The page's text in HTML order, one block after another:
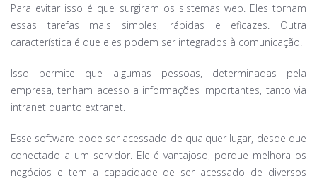
Para evitar isso é que surgiram os sistemas web. Eles tornam
essas tarefas mais simples, rápidas e eficazes. Outra
característica é que eles podem ser integrados à comunicação.
Isso permite que algumas pessoas, determinadas pela
empresa, tenham acesso a informações importantes, tanto via
intranet quanto extranet.
Esse software pode ser acessado de qualquer lugar, desde que
conectado a um servidor. Ele é vantajoso, porque melhora os
negócios e tem a capacidade de ser acessado de diversos